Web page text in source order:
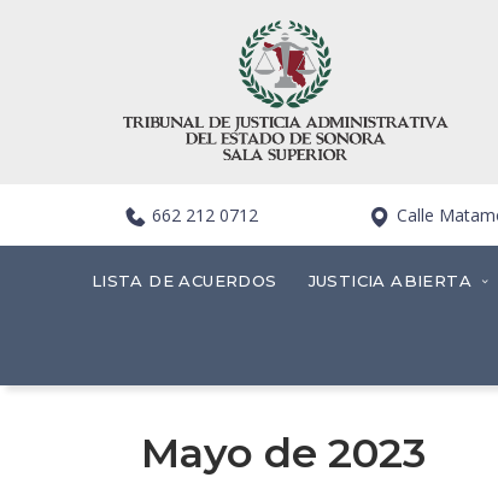
662 212 0712 Calle
LISTA DE ACUERDOS JUSTICIA ABIERTA
Mayo de 2023